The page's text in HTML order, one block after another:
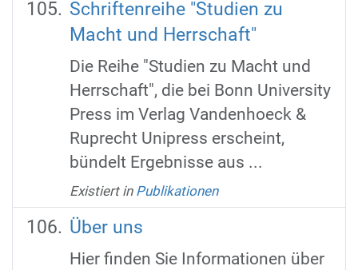
Schriftenreihe "Studien zu
Macht und Herrschaft"
Die Reihe "Studien zu Macht und
Herrschaft", die bei Bonn University
Press im Verlag Vandenhoeck &
Ruprecht Unipress erscheint,
bündelt Ergebnisse aus ...
Existiert in Publikationen
Über uns
Hier finden Sie Informationen über